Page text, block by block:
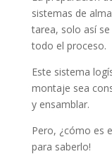
sistemas de
tarea, solo así
todo el proceso.
Este sistema
montaje sea
y ensamblar.
Pero, ¿cómo es
para saberlo!